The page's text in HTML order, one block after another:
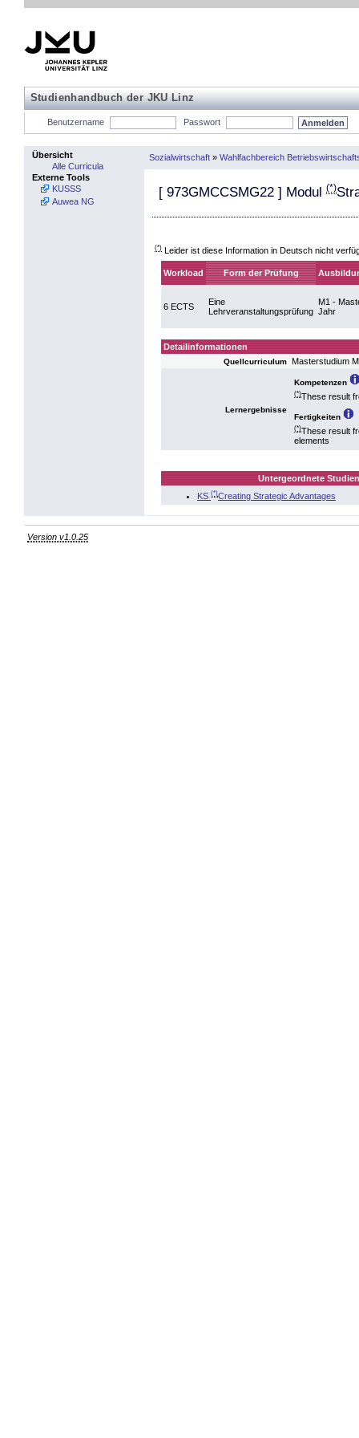
Studienhandbuch der JKU Linz
Benutzername Passwort
Übersicht
Alle Curricula
Externe Tools
KUSSS
Auwea NG
Sozialwirtschaft » Wahlfachbereich
[ 973GMCCSMG22 ] Modul (*)
(*) Leider ist diese Information in Deutsch nicht
Workload Form der Prüfung
6 ECTS
Eine
Lehrveranstaltungsprüfung
M1 -
Jahr
Detailinformationen
Quellcurriculum Masterstudium
Lernergebnisse
Kompetenzen
(*)These result
Fertigkeiten
(*)These result
elements
Untergeordnete
KS (*)Creating Strategic Advantages
Version v1.0.25